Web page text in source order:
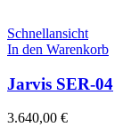
Schnellansicht
In den Warenkorb
Jarvis SER-04
3.640,00 €